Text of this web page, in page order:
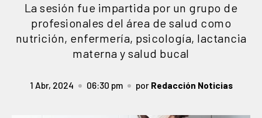
La sesión fue impartida por un grupo de
profesionales del área de salud como
nutrición, enfermería, psicología, lactancia
materna y salud bucal
1 Abr, 2024 06:30 pm por Redacción Noticias